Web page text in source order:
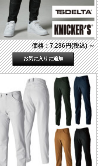
価格：7,286円(税込)～